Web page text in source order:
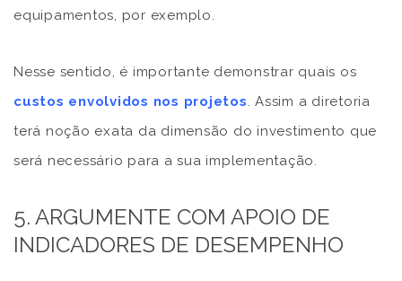
equipamentos, por exemplo.
Nesse sentido, é importante demonstrar quais os
custos envolvidos nos projetos. Assim a diretoria
terá noção exata da dimensão do investimento que
será necessário para a sua implementação.
5. ARGUMENTE COM APOIO DE
INDICADORES DE DESEMPENHO